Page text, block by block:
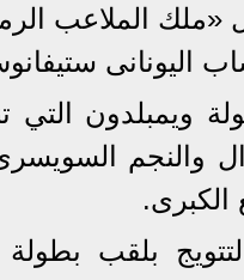
«ملك الملاعب
اليونانى
ويمبلدون التي
والنجم
بلقب بطولة